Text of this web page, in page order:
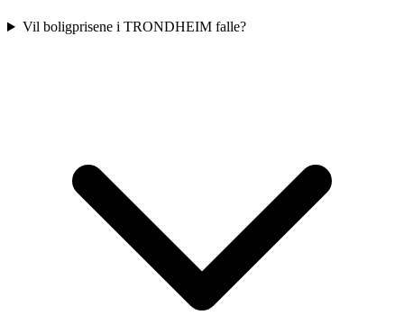
Vil boligprisene i TRONDHEIM falle?